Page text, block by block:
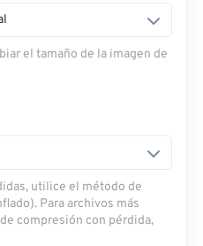
el tamaño de la imagen de
utilice el método de
Para archivos más
compresión con pérdida,